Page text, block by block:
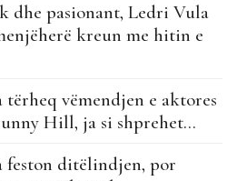
dhe pasionant, Ledri Vula
kreun me hitin e
vëmendjen e aktores
Hill, ja si shprehet…
feston ditëlindjen, por